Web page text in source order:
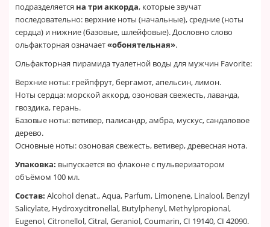
подразделяется на три аккорда, которые звучат
последовательно: верхние ноты (начальные), средние (ноты
сердца) и нижние (базовые, шлейфовые). Дословно слово
ольфакторная означает«обонятельная».
Ольфакторная пирамида туалетной воды для мужчин Favorite:
Верхние ноты: грейпфрут, бергамот, апельсин, лимон.
Ноты сердца: морской аккорд, озоновая свежесть, лаванда,
гвоздика, герань.
Базовые ноты: ветивер, палисандр, амбра, мускус, сандаловое
дерево.
Основные ноты: озоновая свежесть, ветивер, древесная нота.
Упаковка: выпускается во флаконе с пульверизатором
объёмом 100 мл.
Состав: Alcohol denat., Aqua, Parfum, Limonene, Linalool, Benzyl
Salicylate, Hydroxycitronellal, Butylphenyl, Methylpropional,
Eugenol, Citronellol, Citral, Geraniol, Coumarin, CI 19140, CI 42090.